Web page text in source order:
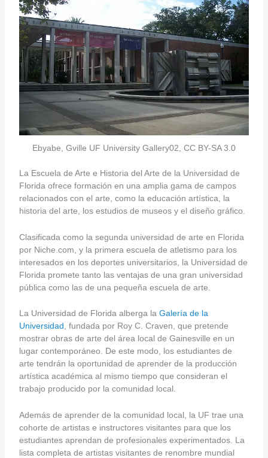
Ebyabe, Gville UF University Gallery02, CC BY-SA 3.0
La Escuela de Arte e Historia del Arte de la Universidad de
Florida ofrece formación en una amplia gama de campos
relacionados con el arte, como la educación artística, la
historia del arte, los estudios de museos y el diseño gráfico.
Clasificada como la segunda universidad de arte en Florida
por Niche.com, y la primera escuela de atletismo para los
interesados en los deportes universitarios, la Universidad de
Florida promete tanto las ventajas de una gran universidad
pública como las de una pequeña escuela de arte.
La Universidad de Florida alberga la Galería de la
Universidad , fundada por Roy C. Craven, que pretende
mostrar obras de arte del área local de Gainesville en un
lugar contemporáneo. De este modo, los estudiantes de
arte tendrán la oportunidad de aprender de la producción
artística académica al mismo tiempo que consideran el
trabajo producido por la comunidad local.
Además de aprender de la comunidad local, la UF trae una
cohorte de artistas e instructores visitantes para que los
estudiantes aprendan de profesionales experimentados. La
lista completa de artistas visitantes de renombre mundial